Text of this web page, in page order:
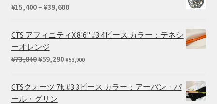
¥15,400– ¥39,600価
帯:
CTS アフィニティX 8'6" #3 4ピース カラー：テネシ
ーオレンジ
¥73,040元
格
¥59,290現
の
¥53,900
CTSクォーツ 7ft #3 3ピース カラー：アーバン・パ
ール・グリン